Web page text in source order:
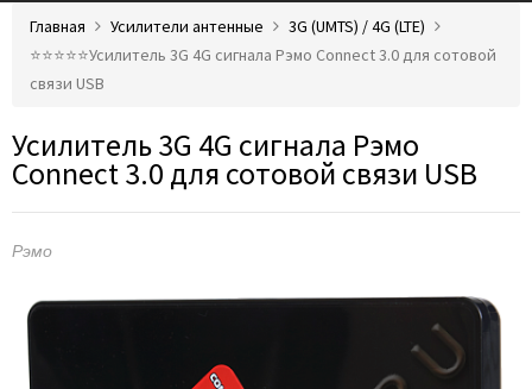
Главная Усилители антенные
3G (UMTS) / 4G (LTE)
⭐️⭐️⭐️⭐️⭐️Усилитель 3G 4G сигнала Рэмо Connect 3.0 для сотовой
связи USB
Усилитель 3G 4G сигнала Рэмо
Connect 3.0 для сотовой связи USB
Рэмо